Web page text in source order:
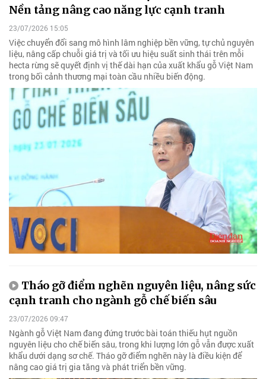
Nền tảng nâng cao năng lực cạnh tranh
23/07/2026 15:05
Việc chuyển đổi sang mô hình lâm nghiệp bền vững, tự chủ nguyên
liệu, nâng cấp chuỗi giá trị và tối ưu hiệu suất sinh thái trên mỗi
hecta rừng sẽ quyết định vị thế dài hạn của xuất khẩu gỗ Việt Nam
trong bối cảnh thương mại toàn cầu nhiều biến động.
Tháo gỡ điểm nghẽn nguyên liệu, nâng sức
cạnh tranh cho ngành gỗ chế biến sâu
23/07/2026 09:47
Ngành gỗ Việt Nam đang đứng trước bài toán thiếu hụt nguồn
nguyên liệu cho chế biến sâu, trong khi lượng lớn gỗ vẫn được xuất
khẩu dưới dạng sơ chế. Tháo gỡ điểm nghẽn này là điều kiện để
nâng cao giá trị gia tăng và phát triển bền vững.